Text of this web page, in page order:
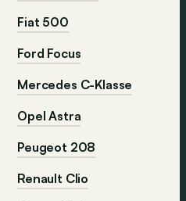
Fiat 500
Ford Focus
Mercedes C-Klasse
Opel Astra
Peugeot 208
Renault Clio